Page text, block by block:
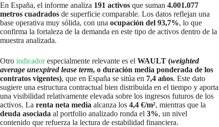
En España, el informe analiza 191 activos que suman 4.001.077
metros cuadrados de superficie comparable. Los datos reflejan una
base operativa muy sólida, con una ocupación del 93,7%, lo que
confirma la fortaleza de la demanda en este tipo de activos dentro de la
muestra analizada.
Otro indicadorespecialmente relevante es el WAULT (weighted
average unexpired lease term, o duración media ponderada de los
contratos vigentes), que en España se sitúa en 7,4 años. Este dato
sugiere una estructura contractual bien distribuida en el tiempo y aporta
una visibilidad relativamente elevada sobre los ingresos futuros de los
activos. La renta neta media alcanza los 4,4 €/m², mientras que la
deuda asociada al portfolio analizado ronda el 3%, un nivel
contenido que refuerza la lectura de estabilidad financiera.